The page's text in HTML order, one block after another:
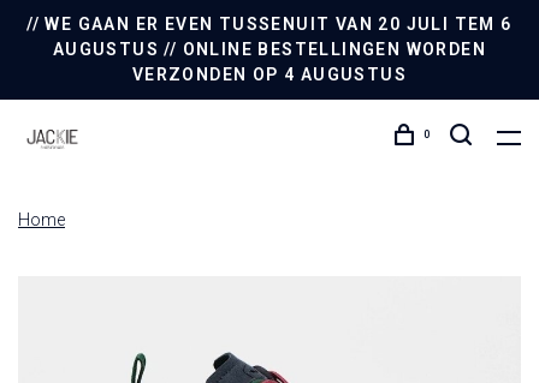
// WE GAAN ER EVEN TUSSENUIT VAN 20 JULI TEM 6
AUGUSTUS // ONLINE BESTELLINGEN WORDEN
VERZONDEN OP 4 AUGUSTUS
0
Home